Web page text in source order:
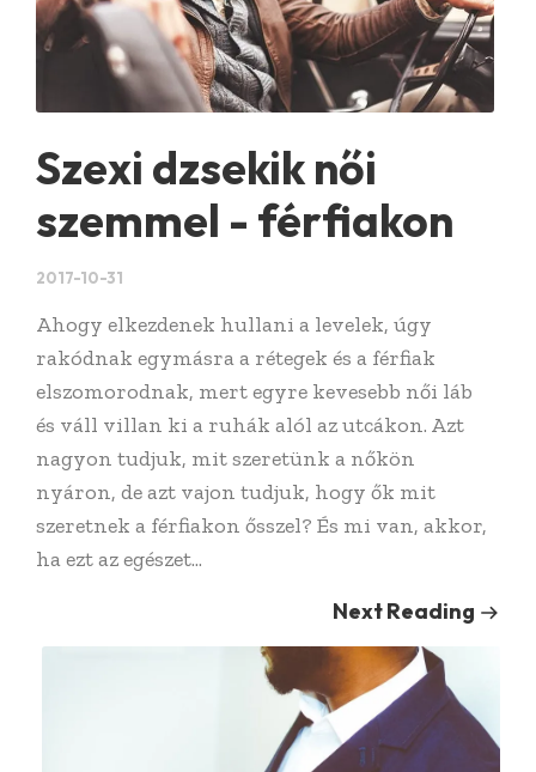
Szexi dzsekik női
szemmel - férfiakon
2017-10-31
Ahogy elkezdenek hullani a levelek, úgy
rakódnak egymásra a rétegek és a férfiak
elszomorodnak, mert egyre kevesebb női láb
és váll villan ki a ruhák alól az utcákon. Azt
nagyon tudjuk, mit szeretünk a nőkön
nyáron, de azt vajon tudjuk, hogy ők mit
szeretnek a férfiakon ősszel? És mi van, akkor,
ha ezt az egészet...
Next Reading